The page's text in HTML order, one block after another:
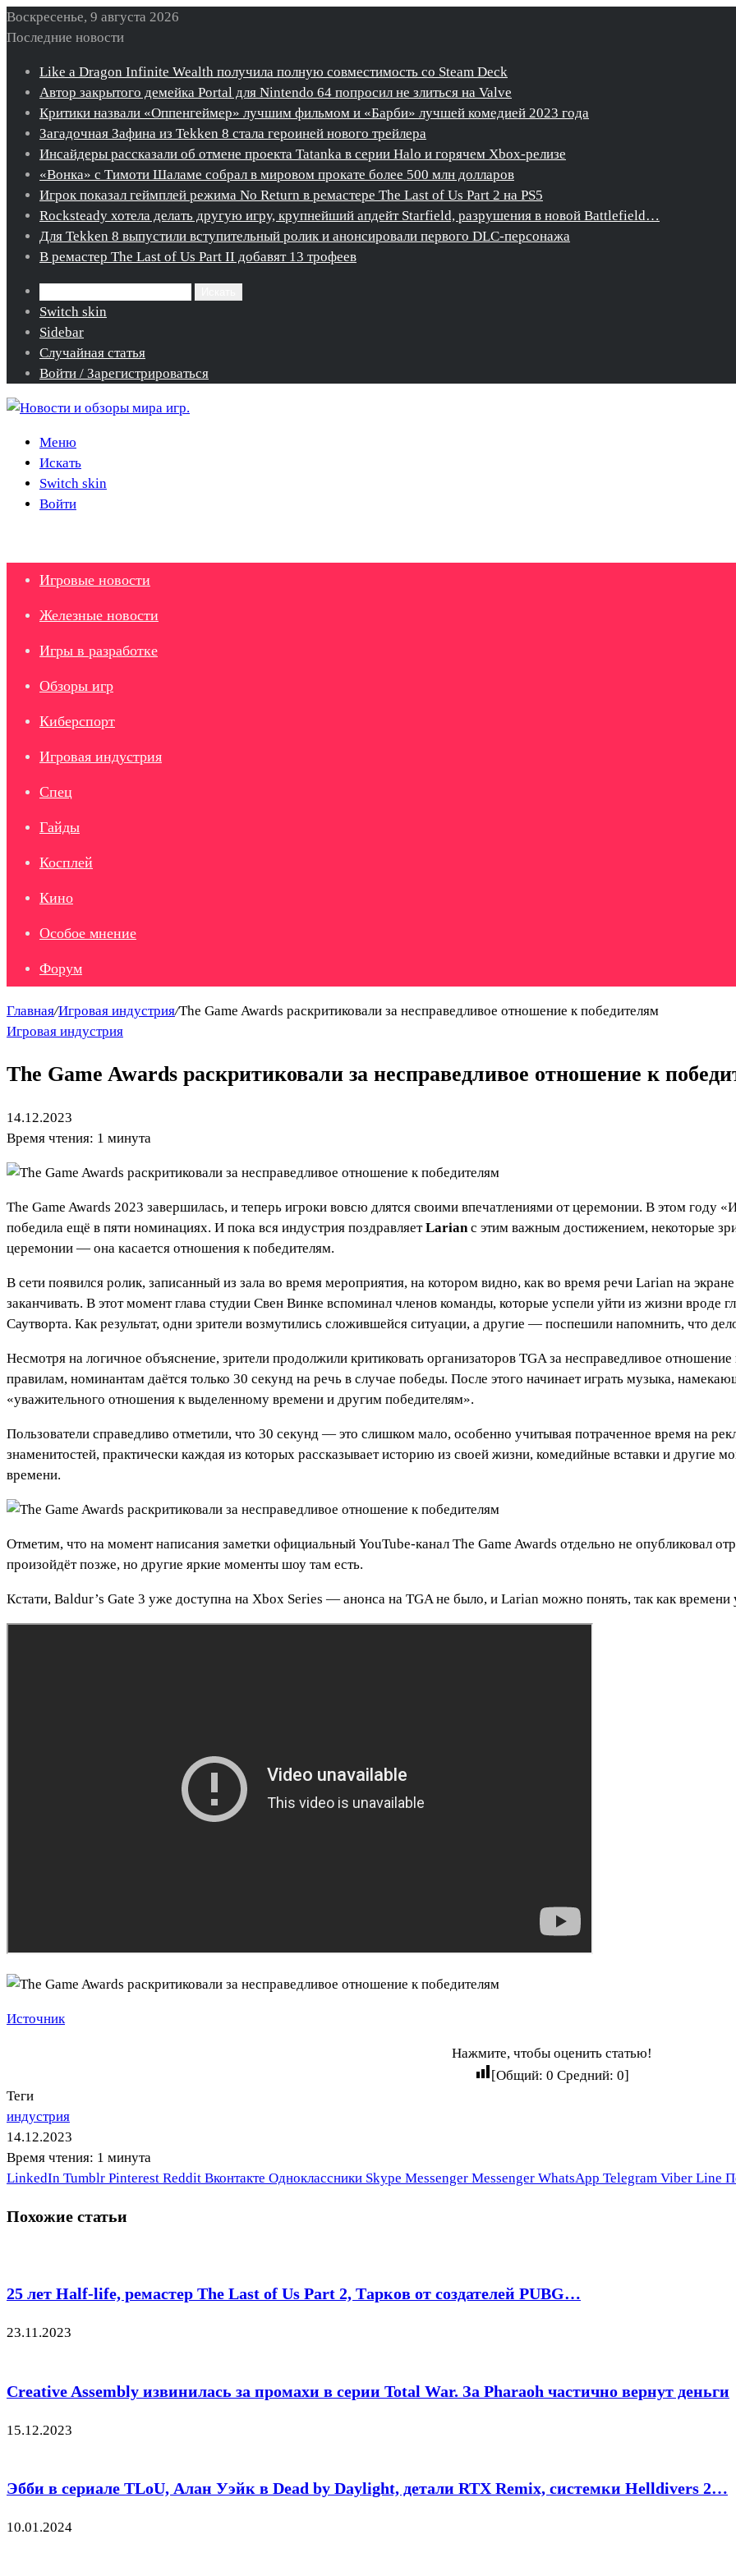
Воскресенье, 9 августа 2026
Последние новости
Like a Dragon Infinite Wealth получила полную совместимость со Steam Deck
Автор закрытого демейка Portal для Nintendo 64 попросил не злиться на Valve
Критики назвали «Оппенгеймер» лучшим фильмом и «Барби» лучшей комедией 2023 года
Загадочная Зафина из Tekken 8 стала героиней нового трейлера
Инсайдеры рассказали об отмене проекта Tatanka в серии Halo и горячем Xbox-релизе
«Вонка» с Тимоти Шаламе собрал в мировом прокате более 500 млн долларов
Игрок показал геймплей режима No Return в ремастере The Last of Us Part 2 на PS5
Rocksteady хотела делать другую игру, крупнейший апдейт Starfield, разрушения в новой Battlefield…
Для Tekken 8 выпустили вступительный ролик и анонсировали первого DLC-персонажа
В ремастер The Last of Us Part II добавят 13 трофеев
Switch skin
Sidebar
Случайная статья
Войти / Зарегистрироваться
Меню
Искать
Switch skin
Войти
Игровые новости
Железные новости
Игры в разработке
Обзоры игр
Киберспорт
Игровая индустрия
Спец
Гайды
Косплей
Кино
Особое мнение
Форум
Главная/Игровая индустрия/The Game Awards раскритиковали за несправедливое отношение к победителям
Игровая индустрия
The Game Awards раскритиковали за несправедливое отношение к
14.12.2023
Время чтения: 1 минута
The Game Awards 2023 завершилась, и теперь игроки вовсю длятся своими впечатлениями от церемонии. В этом году
победила ещё в пяти номинациях. И пока вся индустрия поздравляетLarianс этим важным достижением, некоторые
церемонии — она касается отношения к победителям.
В сети появился ролик, записанный из зала во время мероприятия, на котором видно, как во время речи Larian на
заканчивать. В этот момент глава студии Свен Винке вспоминал членов команды, которые успели уйти из жизни
Саутворта. Как результат, одни зрители возмутились сложившейся ситуации, а другие — поспешили напомнить, что
Несмотря на логичное объяснение, зрители продолжили критиковать организаторов TGA за несправедливое
правилам, номинантам даётся только 30 секунд на речь в случае победы. После этого начинает играть музыка,
«уважительного отношения к выделенному времени и другим победителям».
Пользователи справедливо отметили, что 30 секунд — это слишком мало, особенно учитывая потраченное время на
знаменитостей, практически каждая из которых рассказывает историю из своей жизни, комедийные вставки и другие
времени.
Отметим, что на момент написания заметки официальный YouTube-канал The Game Awards отдельно не опубликовал
произойдёт позже, но другие яркие моменты шоу там есть.
Кстати, Baldur’s Gate 3 уже доступна на Xbox Series — анонса на TGA не было, и Larian можно понять, так как времени
Источник
Нажмите, чтобы оценить статью!
[Общий: 0 Средний: 0]
Теги
индустрия
14.12.2023
Время чтения: 1 минута
LinkedIn Tumblr Pinterest Reddit Вконтакте Одноклассники Skype Messenger Messenger WhatsApp Telegram Viber Line
Похожие статьи
25 лет Half-life, ремастер The Last of Us Part 2, Тарков от создателей PUBG…
23.11.2023
Creative Assembly извинилась за промахи в серии Total War. За Pharaoh частично вернут деньги
15.12.2023
Эбби в сериале TLoU, Алан Уэйк в Dead by Daylight, детали RTX Remix, системки Helldivers 2…
10.01.2024